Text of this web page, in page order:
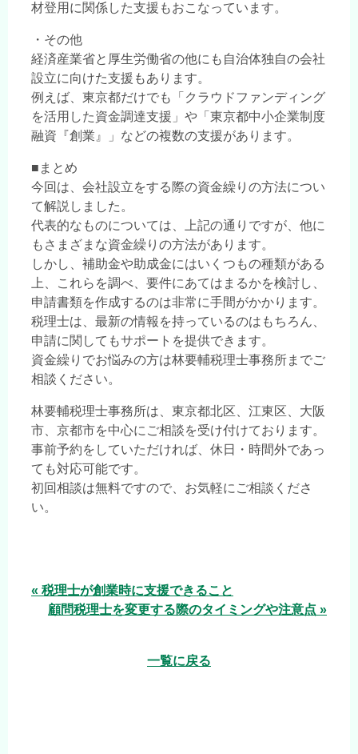
材登用に関係した支援もおこなっています。
・その他
経済産業省と厚生労働省の他にも自治体独自の会社
設立に向けた支援もあります。
例えば、東京都だけでも「クラウドファンディング
を活用した資金調達支援」や「東京都中小企業制度
融資『創業』」などの複数の支援があります。
■まとめ
今回は、会社設立をする際の資金繰りの方法につい
て解説しました。
代表的なものについては、上記の通りですが、他に
もさまざまな資金繰りの方法があります。
しかし、補助金や助成金にはいくつもの種類がある
上、これらを調べ、要件にあてはまるかを検討し、
申請書類を作成するのは非常に手間がかかります。
税理士は、最新の情報を持っているのはもちろん、
申請に関してもサポートを提供できます。
資金繰りでお悩みの方は林要輔税理士事務所までご
相談ください。
林要輔税理士事務所は、東京都北区、江東区、大阪
市、京都市を中心にご相談を受け付けております。
事前予約をしていただければ、休日・時間外であっ
ても対応可能です。
初回相談は無料ですので、お気軽にご相談くださ
い。
« 税理士が創業時に支援できること
顧問税理士を変更する際のタイミングや注意点 »
一覧に戻る